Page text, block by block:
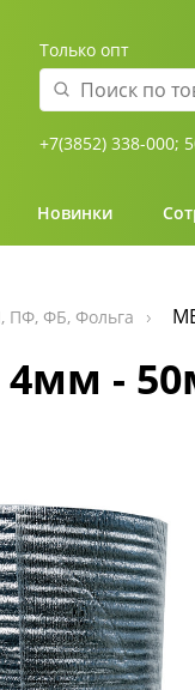
Только опт
+7(3852) 338-000;
Новинки
ПФ, ФБ, Фольга
-